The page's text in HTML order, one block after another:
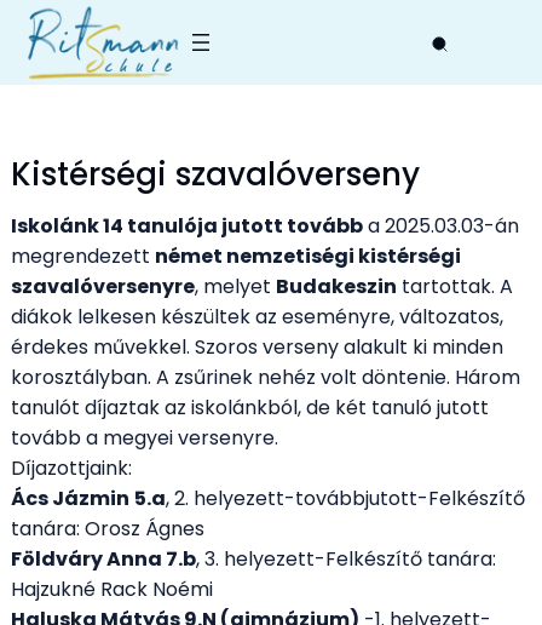
Skip
content
Kistérségi szavalóverseny
Iskolánk 14 tanulója jutott továbba 2025.03.03-án
megrendezett német nemzetiségi kistérségi
szavalóversenyre, melyet Budakeszin tartottak. A
diákok lelkesen készültek az eseményre, változatos,
érdekes művekkel. Szoros verseny alakult ki minden
korosztályban. A zsűrinek nehéz volt döntenie. Három
tanulót díjaztak az iskolánkból, de két tanuló jutott
tovább a megyei versenyre.
Díjazottjaink:
Ács Jázmin 5.a, 2. helyezett-továbbjutott-Felkészítő
tanára: Orosz Ágnes
Földváry Anna 7.b, 3. helyezett-Felkészítő tanára:
Hajzukné Rack Noémi
Haluska Mátyás 9.N (gimnázium) -1. helyezett-